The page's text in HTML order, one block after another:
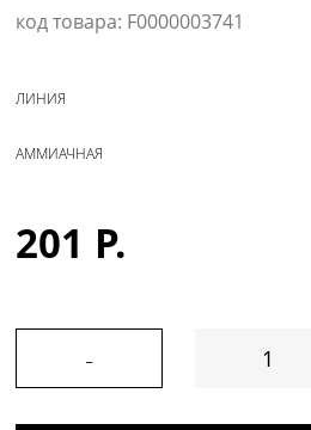
код товара: F0000003741
ЛИНИЯ
АММИАЧНАЯ
201 Р.
-